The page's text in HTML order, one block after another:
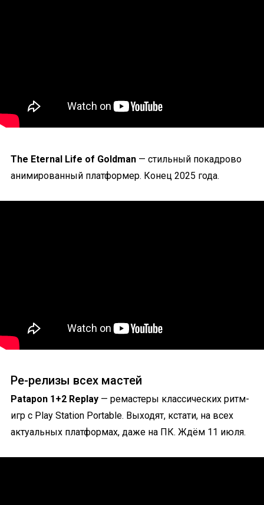
The Eternal Life of Goldman — стильный покадрово
анимированный платформер. Конец 2025 года.
Ре-релизы всех мастей
Patapon 1+2 Replay — ремастеры классических ритм-
игр с Play Station Portable. Выходят, кстати, на всех
актуальных платформах, даже на ПК. Ждём 11 июля.